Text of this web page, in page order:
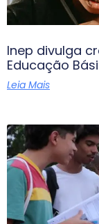
Inep divulga
Educação
Leia Mais